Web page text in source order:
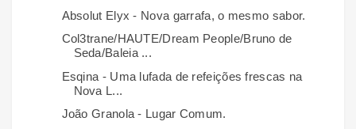
Absolut Elyx - Nova garrafa, o mesmo sabor.
Col3trane/HAUTE/Dream People/Bruno de
Seda/Baleia ...
Esqina - Uma lufada de refeições frescas na
Nova L...
João Granola - Lugar Comum.